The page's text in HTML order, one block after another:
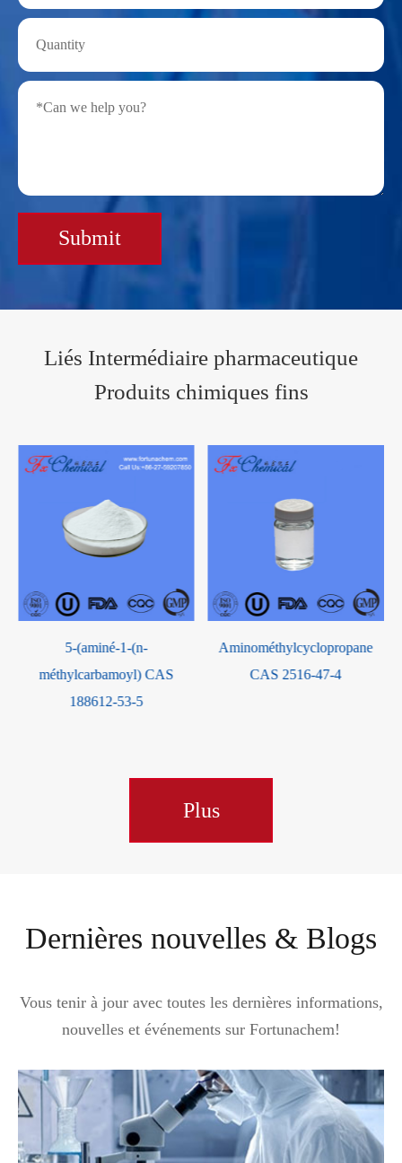
Submit
Liés Intermédiaire pharmaceutique
Produits chimiques fins
Aminométhylcyclopropane
CAS 2516-47-4
5-méthoxytryptamine CAS
608-07-1
Plus
Dernières nouvelles & Blogs
Vous tenir à jour avec toutes les dernières informations,
nouvelles et événements sur Fortunachem!